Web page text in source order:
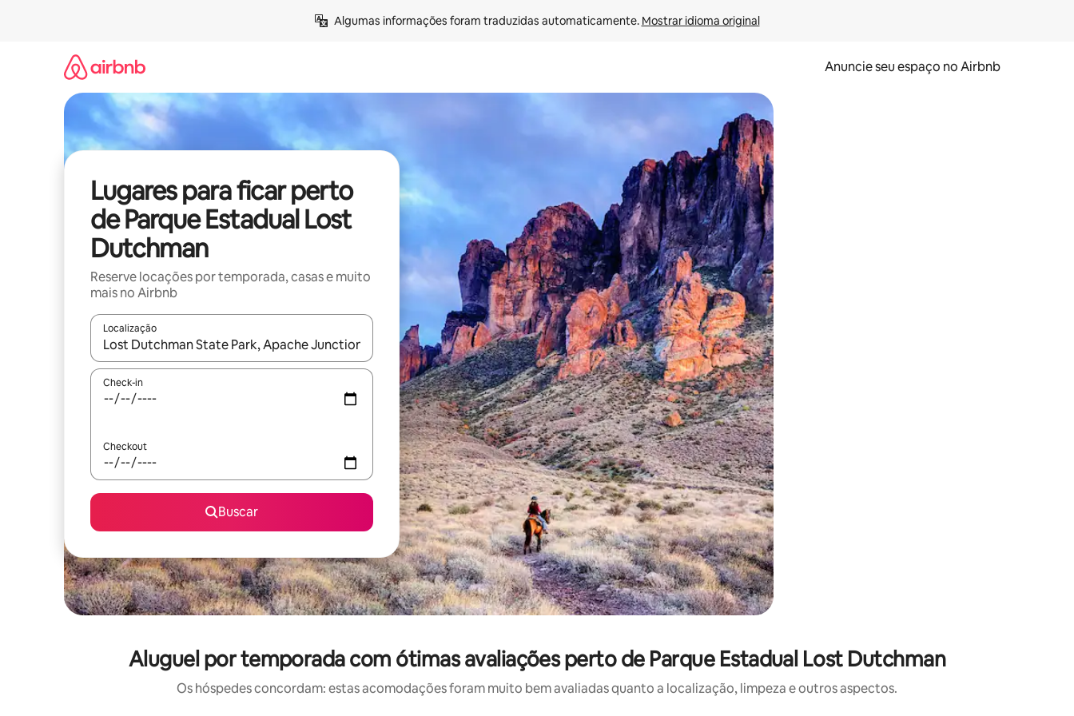
Algumas informações foram traduzidas automaticamente. Mostrar idioma original
Anuncie seu espaço no Airbnb
Lugares para ficar perto
de Parque Estadual Lost
Dutchman
Reserve locações por temporada, casas e muito
mais no Airbnb
Localização
Quando os resultados estiverem disponíveis, explore-os usando as seta para cima e para baixo do teclado ou tocando e deslizando o dedo na tela.
Check-in
Checkout
Buscar
Aluguel por temporada com ótimas avaliações perto de Parque Estadual Lost Dutchman
Os hóspedes concordam: estas acomodações foram muito bem avaliadas quanto a localização, limpeza e outros aspectos.